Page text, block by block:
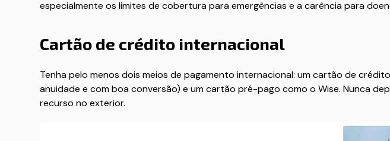
especialmente os limites de cobertura para emergências e a carência para
Cartão de crédito internacional
Tenha pelo menos dois meios de pagamento internacional: um cartão de
anuidade e com boa conversão) e um cartão pré-pago como o Wise. Nunca
recurso no exterior.